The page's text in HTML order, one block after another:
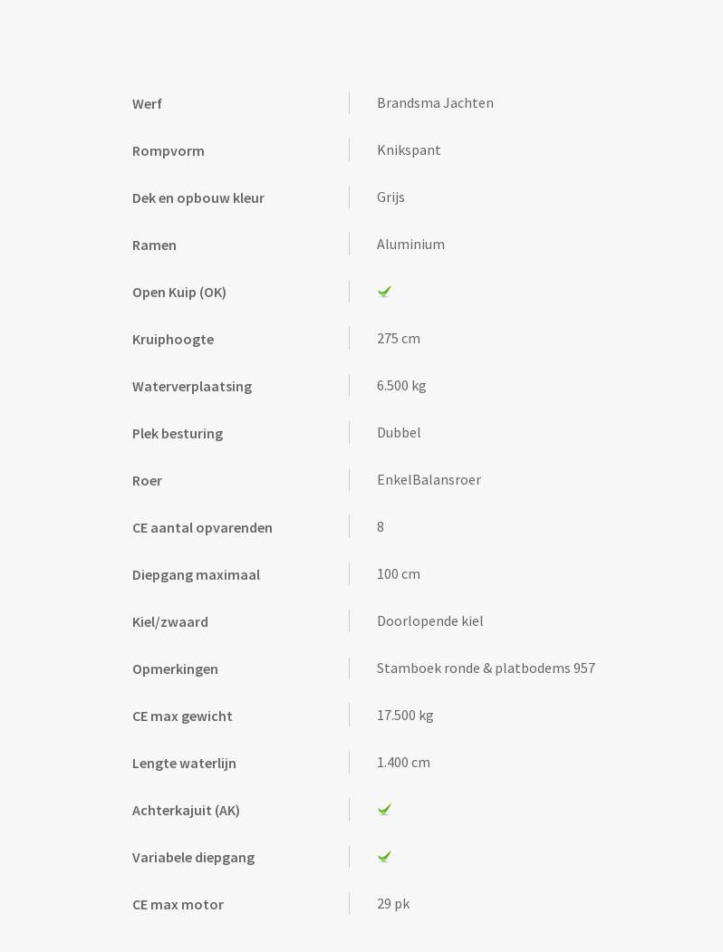
Werf Brandsma Jachten
Rompvorm Knikspant
Dek en opbouw kleur Grijs
Ramen Aluminium
Open Kuip (OK)
Kruiphoogte 275 cm
Waterverplaatsing 6.500 kg
Plek besturing Dubbel
Roer EnkelBalansroer
CE aantal opvarenden 8
Diepgang maximaal 100 cm
Kiel/zwaard Doorlopende kiel
Opmerkingen Stamboek ronde & platbodems 957
CE max gewicht 17.500 kg
Lengte waterlijn 1.400 cm
Achterkajuit (AK)
Variabele diepgang
CE max motor 29 pk